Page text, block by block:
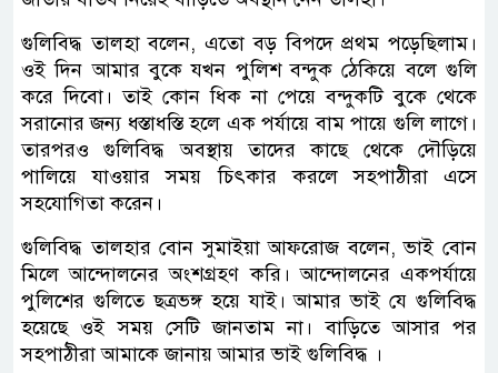
গুলিবিদ্ধ তালহা বলেন, এতো বড় বিপদে প্রথম পড়েছিলাম।
ওই দিন আমার বুকে যখন পুলিশ বন্দুক ঠেকিয়ে বলে গুলি
করে দিবো। তাই কোন ধিক না পেয়ে বন্দুকটি বুকে থেকে
সরানোর জন্য ধস্তাধস্তি হলে এক পর্যায়ে বাম পায়ে গুলি লাগে।
তারপরও গুলিবিদ্ধ অবস্থায় তাদের কাছে থেকে দৌড়িয়ে
পালিয়ে যাওয়ার সময় চিৎকার করলে সহপাঠীরা এসে
সহযোগিতা করেন।
গুলিবিদ্ধ তালহার বোন সুমাইয়া আফরোজ বলেন, ভাই বোন
মিলে আন্দোলনের অংশগ্রহণ করি। আন্দোলনের একপর্যায়ে
পুলিশের গুলিতে ছত্রভঙ্গ হয়ে যাই। আমার ভাই যে গুলিবিদ্ধ
হয়েছে ওই সময় সেটি জানতাম না। বাড়িতে আসার পর
সহপাঠীরা আমাকে জানায় আমার ভাই গুলিবিদ্ধ ।